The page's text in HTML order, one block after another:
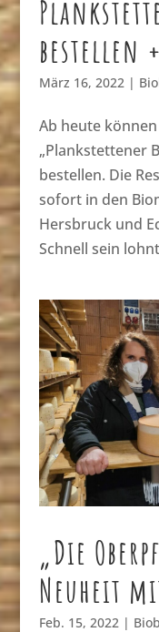
bestellen
März 16, 2022|
Ab heute
„Plankstettener
bestellen. Die
sofort in den
Hersbruck und
Schnell sein
„Die
Neuheit
Feb. 15, 2022|